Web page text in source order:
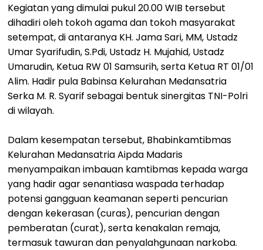
Kegiatan yang dimulai pukul 20.00 WIB tersebut
dihadiri oleh tokoh agama dan tokoh masyarakat
setempat, di antaranya KH. Jama Sari, MM, Ustadz
Umar Syarifudin, S.Pdi, Ustadz H. Mujahid, Ustadz
Umarudin, Ketua RW 01 Samsurih, serta Ketua RT 01/01
Alim. Hadir pula Babinsa Kelurahan Medansatria
Serka M. R. Syarif sebagai bentuk sinergitas TNI-Polri
di wilayah.
Dalam kesempatan tersebut, Bhabinkamtibmas
Kelurahan Medansatria Aipda Madaris
menyampaikan imbauan kamtibmas kepada warga
yang hadir agar senantiasa waspada terhadap
potensi gangguan keamanan seperti pencurian
dengan kekerasan (curas), pencurian dengan
pemberatan (curat), serta kenakalan remaja,
termasuk tawuran dan penyalahgunaan narkoba.